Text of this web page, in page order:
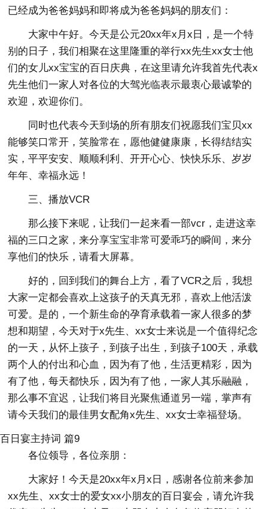
已经成为爸爸妈妈和即将成为爸爸妈妈的朋友们：
大家中午好。今天是公元20xx年x月x日，是一个特
别的日子，我们相聚在这里隆重的举行xx先生xx女士他
们的女儿xx宝宝的百日庆典，在这里请允许我首先代表x
先生他们一家人对各位的大驾光临表示最衷心最诚挚的
欢迎，欢迎你们。
同时也代表今天到场的所有朋友们祝愿我们宝贝xx
能够笑口常开，笑脸常在，愿他健健康康，长得结结实
实，平平安安、顺顺利利、开开心心、快快乐乐、岁岁
年年、幸福永远！
三、播放VCR
那么接下来呢，让我们一起来看一部vcr，走进这幸
福的三口之家，来分享宝宝非常可爱乖巧的瞬间，来分
享他们的快乐，请看大屏幕。
好的，回到我们的舞台上方，看了VCR之后，我想
大家一定都会喜欢上这孩子的天真无邪，喜欢上他活泼
可爱。是的，一个新生命的孕育承载着一家人很多的梦
想和期望，今天对于x先生、xx女士来说是一个值得纪念
的一天，从怀上孩子，到孩子出生，到孩子100天，承载
两个人的付出和心血，因为有了他，生活更精彩，因为
有了他，每天都快乐，因为有了他，一家人其乐融融，
那么事不宜迟，让我们将目光聚焦通道另一端，掌声有
请今天我们的最佳男女配角x先生、xx女士幸福登场。
百日宴主持词 篇9
各位领导，各位亲朋：
大家好！今天是20xx年x月x日，感谢各位前来参加
xx先生、xx女士的爱女xx小朋友的百日宴会，请允许我